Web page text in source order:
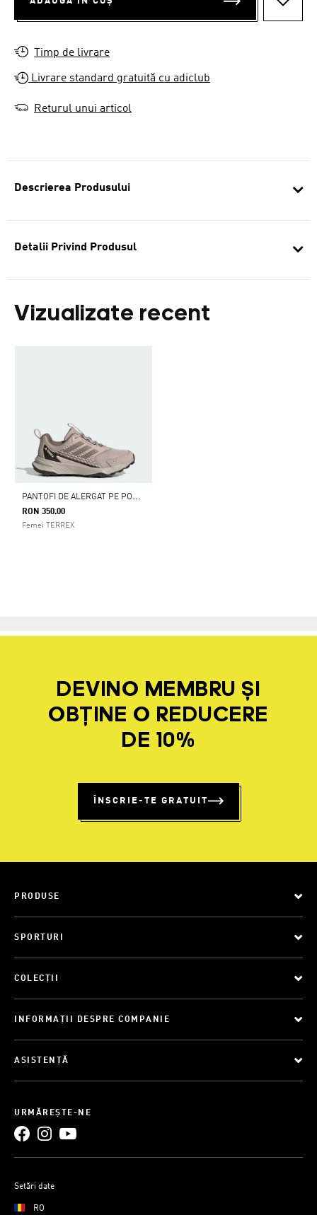
Descrierea Produsului
Detalii Privind Produsul
Vizualizate recent
P
ANTOFI DE ALERGAT PE POTECI TRACEFINDER
RON 350.00
Femei TERREX
Timp de livrare
Livrare standard gratuită cu adiclub
Returul unui articol
DEVINO MEMBRU ȘI
OBȚINE O REDUCERE
DE 10%
ÎNSCRIE-TE GRATUIT
PRODUSE
SPORTURI
COLECȚII
INFORMAȚII DESPRE COMPANIE
ASISTENȚĂ
URMĂREȘTE-NE
Setări date
RO